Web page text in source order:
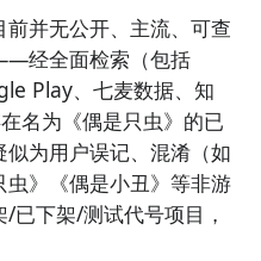
并无公开、主流、可查
经全面检索（包括
Play、七麦数据、知
名为《偶是只虫》的已
为用户误记、混淆（如
》《偶是小丑》等非游
已下架/测试代号项目，